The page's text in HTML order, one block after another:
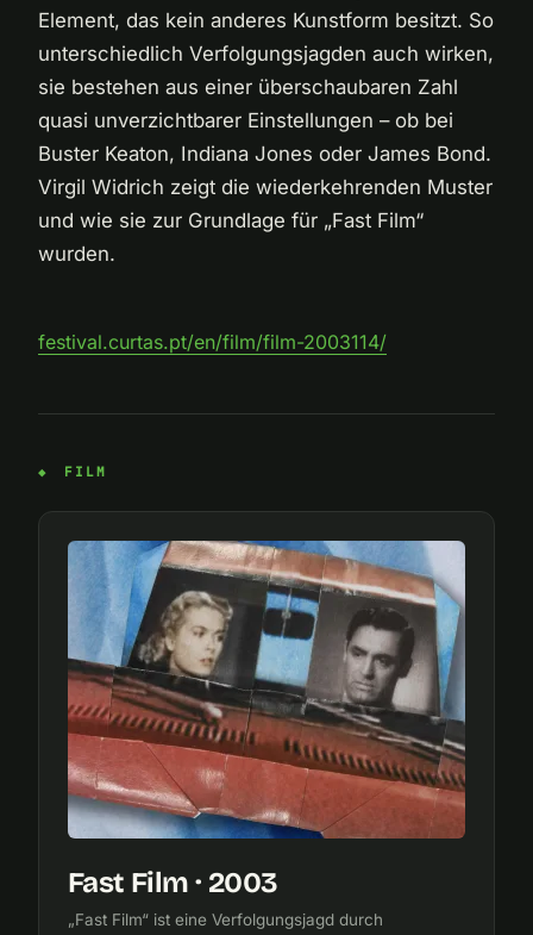
Element, das kein anderes Kunstform besitzt. So
unterschiedlich Verfolgungsjagden auch wirken,
sie bestehen aus einer überschaubaren Zahl
quasi unverzichtbarer Einstellungen – ob bei
Buster Keaton, Indiana Jones oder James Bond.
Virgil Widrich zeigt die wiederkehrenden Muster
und wie sie zur Grundlage für „Fast Film“
wurden.
festival.curtas.pt/en/film/film-2003114/
FILM
Fast Film · 2003
„Fast Film“ ist eine Verfolgungsjagd durch